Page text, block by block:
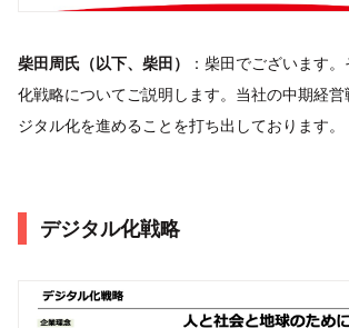
柴田周氏（以下、柴田）
：柴田でございます
化戦略についてご説明します。当社の中期経
ジタル化を進めることを打ち出しております。
デジタル化戦略